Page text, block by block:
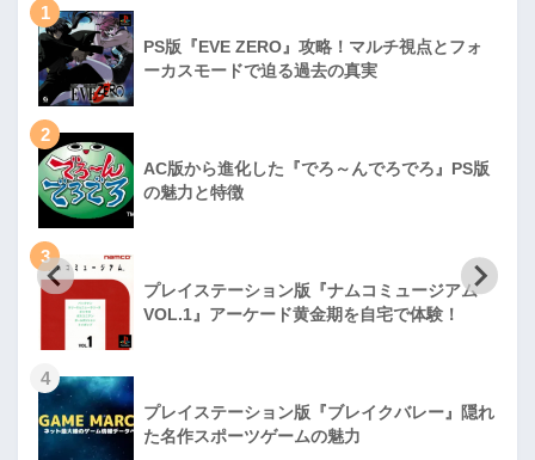
1
PS版『EVE ZERO』攻略！マルチ視点とフォ
ーカスモードで迫る過去の真実
2
AC版から進化した『でろ～んでろでろ』PS版
の魅力と特徴
3
プレイステーション版『ナムコミュージアム
VOL.1』アーケード黄金期を自宅で体験！
4
プレイステーション版『ブレイクバレー』隠れ
た名作スポーツゲームの魅力